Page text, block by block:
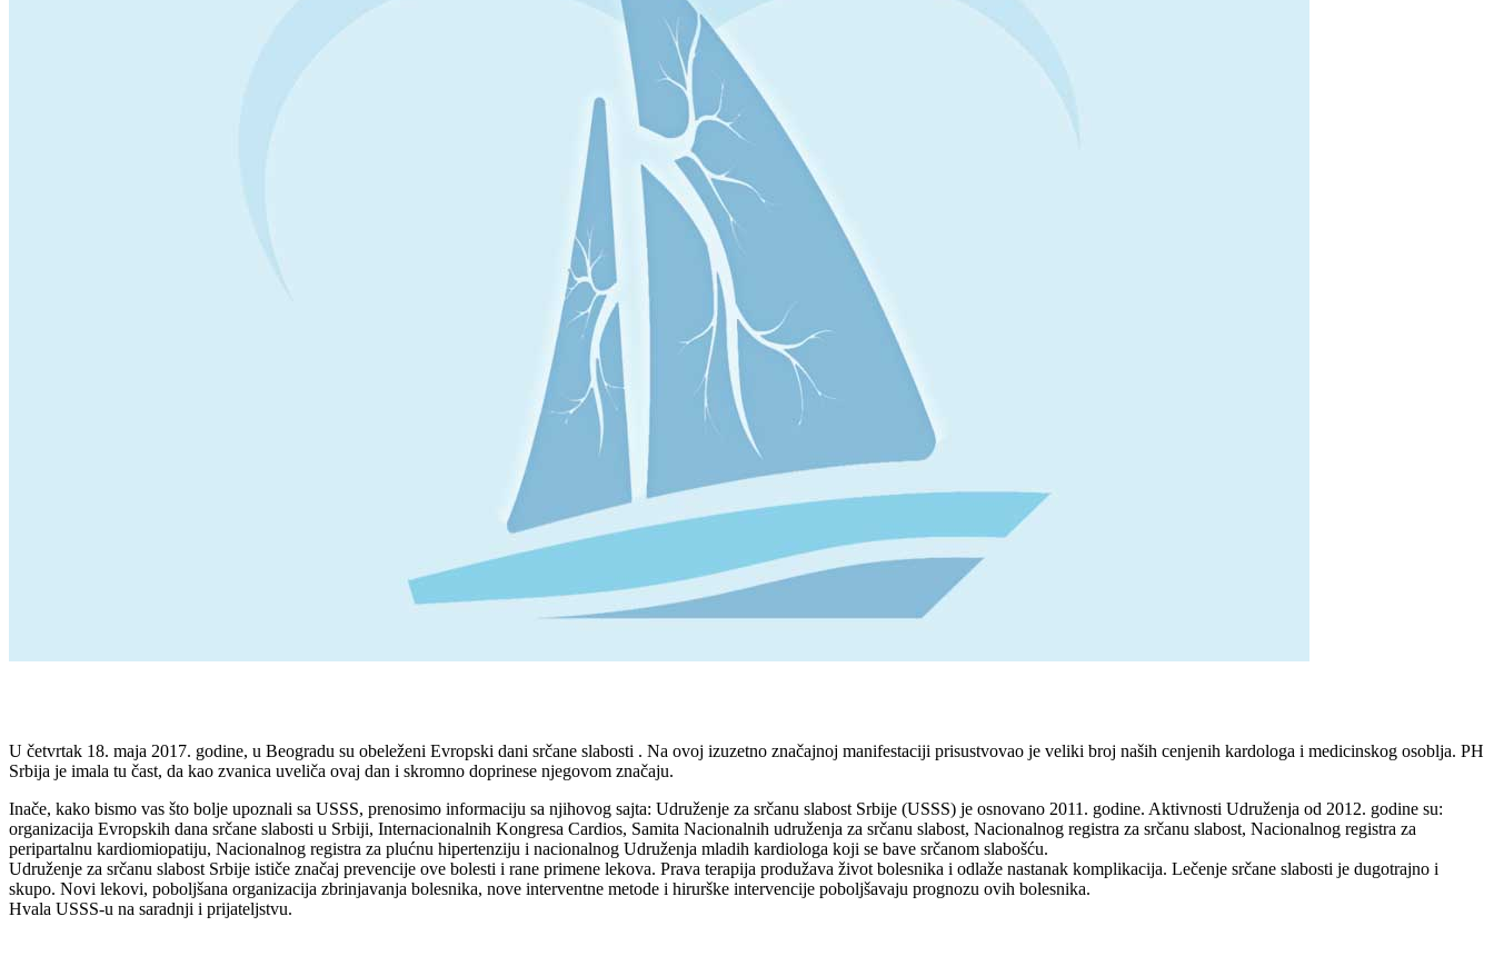
U četvrtak 18. maja 2017. godine, u Beogradu su obeleženi Evropski dani srčane slabosti . Na ovoj izuzetno značajnoj manifestaciji prisustvovao je veliki broj naših cenjenih kardologa i medicinskog osoblja. PH
Srbija je imala tu čast, da kao zvanica uveliča ovaj dan i skromno doprinese njegovom značaju.
Inače, kako bismo vas što bolje upoznali sa USSS, prenosimo informaciju sa njihovog sajta: Udruženje za srčanu slabost Srbije (USSS) je osnovano 2011. godine. Aktivnosti Udruženja od 2012. godine su:
organizacija Evropskih dana srčane slabosti u Srbiji, Internacionalnih Kongresa Cardios, Samita Nacionalnih udruženja za srčanu slabost, Nacionalnog registra za srčanu slabost, Nacionalnog registra za
peripartalnu kardiomiopatiju, Nacionalnog registra za plućnu hipertenziju i nacionalnog Udruženja mladih kardiologa koji se bave srčanom slabošću.
Udruženje za srčanu slabost Srbije ističe značaj prevencije ove bolesti i rane primene lekova. Prava terapija produžava život bolesnika i odlaže nastanak komplikacija. Lečenje srčane slabosti je dugotrajno i
skupo. Novi lekovi, poboljšana organizacija zbrinjavanja bolesnika, nove interventne metode i hirurške intervencije poboljšavaju prognozu ovih bolesnika.
Hvala USSS-u na saradnji i prijateljstvu.